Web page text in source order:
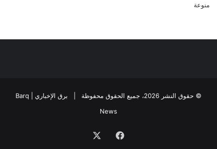
منوعة
© حقوق النشر 2026، جميع الحقوق محفوظة |
برق الإخباري | Barq
News
فيسبوك